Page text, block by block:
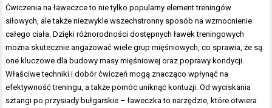
Ćwiczenia na ławeczce to nie tylko popularny element treningów
siłowych, ale także niezwykle wszechstronny sposób na wzmocnienie
całego ciała. Dzięki różnorodności dostępnych ławek treningowych
można skutecznie angażować wiele grup mięśniowych, co sprawia, że są
one kluczowe dla budowy masy mięśniowej oraz poprawy kondycji.
Właściwe techniki i dobór ćwiczeń mogą znacząco wpłynąć na
efektywność treningu, a także pomóc uniknąć kontuzji. Od wyciskania
sztangi po przysiady bułgarskie – ławeczka to narzędzie, które otwiera